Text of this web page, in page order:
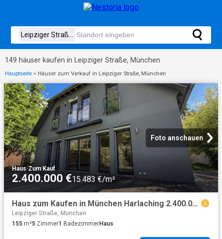
149 häuser kaufen in Leipziger Straße, München
Hauptseite > Häuser zum Verkauf in Leipziger Straße, München
Foto anschauen
Haus·Zum Kauf
2.400.000 €15.483 €/m²
Haus zum Kaufen in München Harlaching 2.400.000,00 EUR 155 m²
Leipziger Straße, München
155 m²5 Zimmer1 BadezimmerHaus